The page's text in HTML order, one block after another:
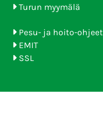
Turun myymälä
Pesu- ja hoito-ohjeet
EMIT
SSL